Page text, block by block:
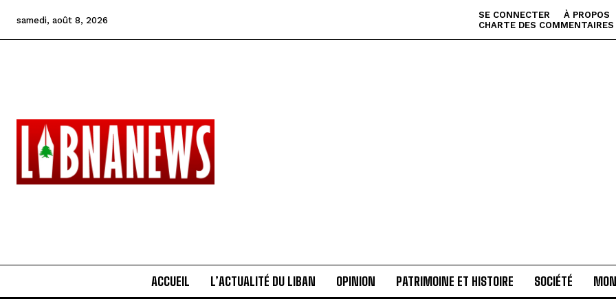
samedi, août 8, 2026 SE CONNECTER
À PROPOS
CHARTE DES COMMENTAIRES
ACCUEIL L’ACTUALITÉ DU LIBAN OPINION PATRIMOINE ET HISTOIRE SOCIÉTÉ